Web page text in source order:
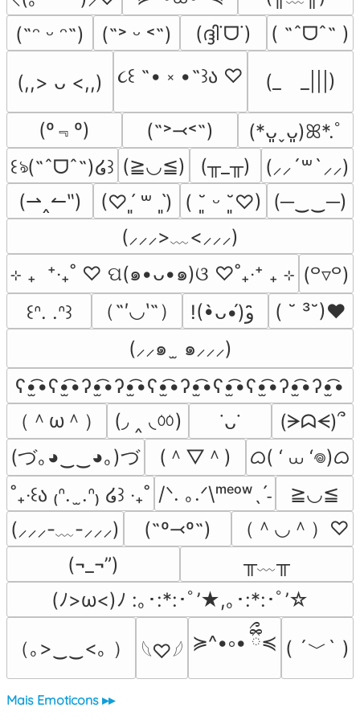
(˶ᵔ ᵕ ᵔ˶)
(˶˃ ᵕ ˂˶) (ദ്ദി˙ᗜ˙) ( ˶ˆᗜˆ˵ )
(,,> ᴗ <,,) ૮꒰ ˶• ༝ •˶꒱ა ♡ (_　_|||)
(º﹃º) (˶˃⤙˂˶)
(*ᴗ͈ˬᴗ͈)ꕤ*.ﾟ
꒰ঌ(˶ˆᗜˆ˵)໒꒱ (≧◡≦) (╥_╥)
(⸝⸝´꒳`⸝⸝)
(⇀‸↼‶)
(♡ˊ͈ ꒳ ˋ͈) ( ˘͈ ᵕ ˘͈♡)
(─‿‿─)
(⸝⸝⸝>﹏<⸝⸝⸝)
⊹ ₊  ⁺‧₊˚ ♡ ପ(๑•ᴗ•๑)ଓ ♡˚₊‧⁺ ₊ ⊹ (꒪▿꒪)
꒰ᐢ. .ᐢ꒱
（˶′◡‵˶）
( ˘ ³˘)♥
(⸝⸝๑  ̫ ๑⸝⸝⸝)
ʕ•̫͡•ʕ•̫͡•ʔ•̫͡•ʔ•̫͡•ʕ•̫͡•ʔ•̫͡•ʕ•̫͡•ʕ•̫͡•ʔ•̫͡•ʔ•̫͡•
（＾ω＾）
(◞ ‸ ◟ㆀ) ˙ᴗ˙
(ᗒᗣᗕ)՞
(づ｡◕‿‿◕｡)づ
(＾▽＾)
ᜊ( ‘ ⩊ ‘𖦹)ᜊ
˚₊‧꒰ა ₍ᐢ.  ̫.ᐢ₎ ໒꒱ ‧₊˚ /ᐠ. ｡.ᐟ\ᵐᵉᵒʷˎˊ˗
≧◡≦
(⸝⸝⸝-﹏-⸝⸝⸝)
(˶º⤙º˶)
（＾◡＾）♡
(¬_¬”)
╥﹏╥
(ﾉ>ω<)ﾉ :｡･:*:･ﾟ’★,｡･:*:･ﾟ’☆
（｡>‿‿<｡ ） 𓆩♡𓆪 ≽^•༚• ྀིྀ≼ ( ´﹀` )
Mais Emoticons ▸▸